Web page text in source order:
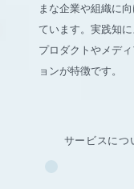
まな企業や組織に
ています。実践知
プロダクトやメデ
ョンが特徴です。
サービスにつ